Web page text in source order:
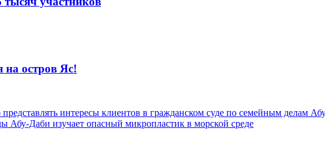
на остров Яс!
интересы клиентов в гражданском суде по семейным делам
Абу-Даби изучает опасный микропластик в морской среде